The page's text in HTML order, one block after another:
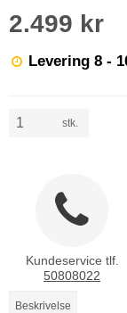
2.499 kr
Levering 8 -
stk.
Kundeservice tlf.
50808022
Beskrivelse